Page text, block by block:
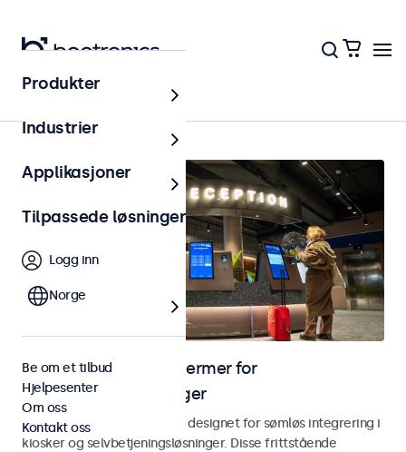
Hjem
Skjermer og touchskjermer for
selvbetjeningsløsninger
Skjermer og touchskjermer designet for sømløs integrering i
kiosker og selvbetjeningsløsninger. Disse frittstående
Produkter
Industrier
Applikasjoner
Tilpassede løsninger
Logg inn
Norge
Be om et tilbud
Hjelpesenter
Om oss
Kontakt oss